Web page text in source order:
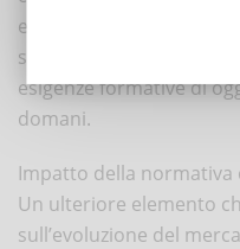
e istituzioni, investire in
scelta strategica
esigenze formative di
domani.
Impatto della
Un ulteriore elemento
sull’evoluzione del